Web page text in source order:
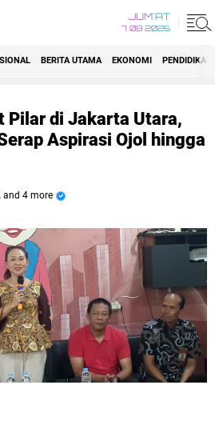
JUM'AT
7 08 2026
BERITA UTAMA EKONOMI PENDIDIKAN
Pilar di Jakarta Utara,
Aspirasi Ojol hingga
and 4 more